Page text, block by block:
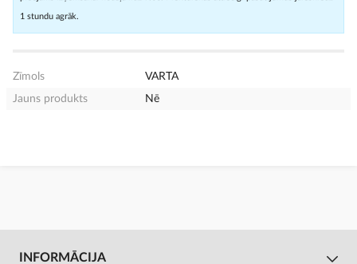
1 stundu agrāk.
Zīmols
VARTA
Jauns produkts
Nē
INFORMĀCIJA